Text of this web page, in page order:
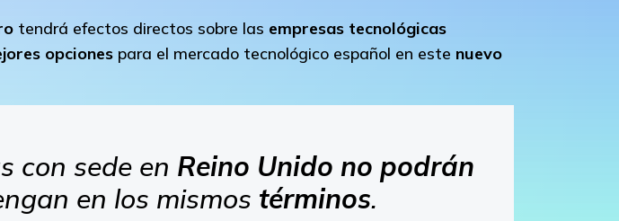
tendrá efectos directos sobre las empresas tecnológicas
opciones para el mercado tecnológico español en este nuevo
con sede en Reino Unido no podrán
en los mismos términos.